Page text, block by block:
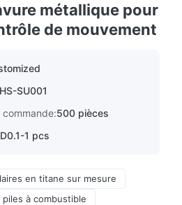
métallique pour
de mouvement
SU001
500 pièces
1 pcs
en titane sur mesure
à combustible